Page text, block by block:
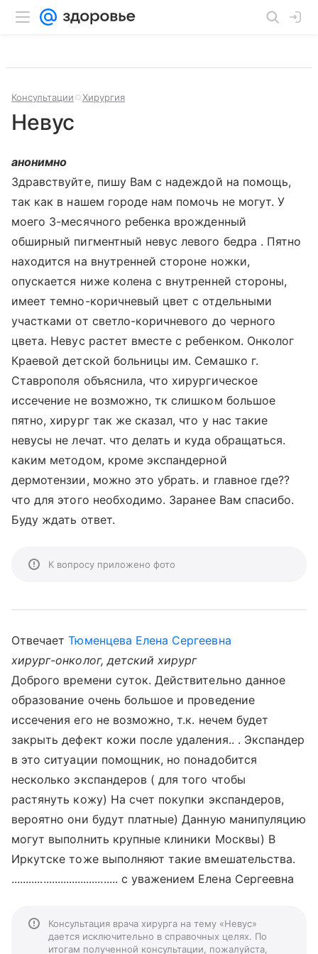
Консультации Хирургия
Невус
анонимно
Здравствуйте, пишу Вам с надеждой на помощь,
так как в нашем городе нам помочь не могут. У
моего 3-месячного ребенка врожденный
обширный пигментный невус левого бедра . Пятно
находится на внутренней стороне ножки,
опускается ниже колена с внутренней стороны,
имеет темно-коричневый цвет с отдельными
участками от светло-коричневого до черного
цвета. Невус растет вместе с ребенком. Онколог
Краевой детской больницы им. Семашко г.
Ставрополя объяснила, что хирургическое
иссечение не возможно, тк слишком большое
пятно, хирург так же сказал, что у нас такие
невусы не лечат. что делать и куда обращаться.
каким методом, кроме экспандерной
дермотензии, можно это убрать. и главное где??
что для этого необходимо. Заранее Вам спасибо.
Буду ждать ответ.
К вопросу приложено фото
ОтвечаетТюменцева Елена Сергеевна
хирург-онколог, детский хирург
Доброго времени суток. Действительно данное
образование очень большое и проведение
иссечения его не возможно, т.к. нечем будет
закрыть дефект кожи после удаления.. . Экспандер
в это ситуации помощник, но понадобится
несколько экспандеров ( для того чтобы
растянуть кожу) На счет покупки экспандеров,
вероятно они будут платные) Данную манипуляцию
могут выполнить крупные клиники Москвы) В
Иркутске тоже выполняют такие вмешательства.
..................................... с уважением Елена Сергеевна
Консультация врача хирурга на тему «Невус»
дается исключительно в справочных целях. По
итогам полученной консультации, пожалуйста,